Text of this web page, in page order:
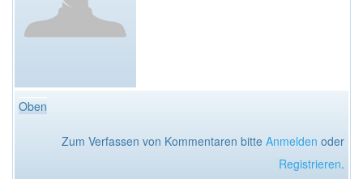
Oben
Zum Verfassen von Kommentaren bitte Anmelden oder
Registrieren.